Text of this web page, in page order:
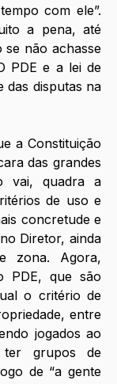
com ele”.
a pena, até
não achasse
PDE e a lei de
das disputas na
a Constituição
das grandes
vai, quadra a
de uso e
concretude e
Diretor, ainda
zona. Agora,
PDE, que são
o critério de
entre
jogados ao
ter grupos de
de “a gente